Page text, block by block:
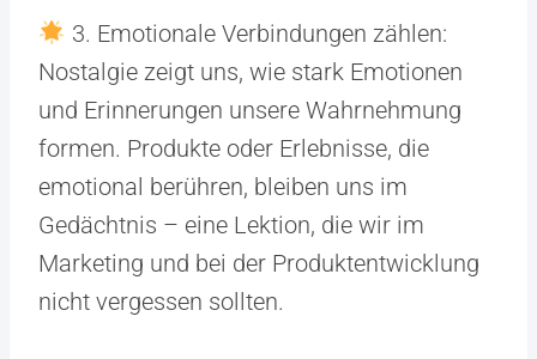
3. Emotionale Verbindungen zählen:
Nostalgie zeigt uns, wie stark Emotionen
und Erinnerungen unsere Wahrnehmung
formen. Produkte oder Erlebnisse, die
emotional berühren, bleiben uns im
Gedächtnis – eine Lektion, die wir im
Marketing und bei der Produktentwicklung
nicht vergessen sollten.